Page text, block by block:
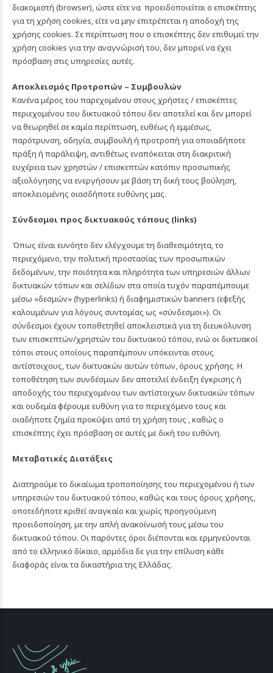
διακομιστή (browser), ώστε είτε να προειδοποιείται ο επισκέπτης
για τη χρήση cookies, είτε να μην επιτρέπεται η αποδοχή της
χρήσης cookies. Σε περίπτωση που ο επισκέπτης δεν επιθυμεί την
χρήση cookies για την αναγνώρισή του, δεν μπορεί να έχει
πρόσβαση στις υπηρεσίες αυτές.
Αποκλεισμός Προτροπών – Συμβουλών
Κανένα μέρος του παρεχομένου στους χρήστες / επισκέπτες
περιεχομένου του δικτυακού τόπου δεν αποτελεί και δεν μπορεί
να θεωρηθεί σε καμία περίπτωση, ευθέως ή εμμέσως,
παρότρυνση, οδηγία, συμβουλή ή προτροπή για οποιαδήποτε
πράξη ή παράλειψη, αντιθέτως εναπόκειται στη διακριτική
ευχέρεια των χρηστών / επισκεπτών κατόπιν προσωπικής
αξιολόγησης να ενεργήσουν με βάση τη δική τους βούληση,
αποκλειομένης οιασδήποτε ευθύνης μας.
Σύνδεσμοι προς δικτυακούς τόπους (links)
Όπως είναι ευνόητο δεν ελέγχουμε τη διαθεσιμότητα, το
περιεχόμενο, την πολιτική προστασίας των προσωπικών
δεδομένων, την ποιότητα και πληρότητα των υπηρεσιών άλλων
δικτυακών τόπων και σελίδων στα οποία τυχόν παραπέμπουμε
μέσω «δεσμών» (hyperlinks) ή διαφημιστικών banners (εφεξής
καλουμένων για λόγους συντομίας ως «σύνδεσμοι»). Οι
σύνδεσμοι έχουν τοποθετηθεί αποκλειστικά για τη διευκόλυνση
των επισκεπτών/χρηστών του δικτυακού τόπου, ενώ οι δικτυακοί
τόποι στους οποίους παραπέμπουν υπόκεινται στους
αντίστοιχους, των δικτυακών αυτών τόπων, όρους χρήσης. Η
τοποθέτηση των συνδέσμων δεν αποτελεί ένδειξη έγκρισης ή
αποδοχής του περιεχομένου των αντίστοιχων δικτυακών τόπων
και ουδεμία φέρουμε ευθύνη για το περιεχόμενο τους και
οιαδήποτε ζημία προκύψει από τη χρήση τους , καθώς ο
επισκέπτης έχει πρόσβαση σε αυτές με δική του ευθύνη.
Μεταβατικές Διατάξεις
Διατηρούμε το δικαίωμα τροποποίησης του περιεχομένου ή των
υπηρεσιών του δικτυακού τόπου, καθώς και τους όρους χρήσης,
οποτεδήποτε κριθεί αναγκαίο και χωρίς προηγούμενη
προειδοποίηση, με την απλή ανακοίνωσή τους μέσω του
δικτυακού τόπου. Οι παρόντες όροι διέπονται και ερμηνεύονται
από το ελληνικό δίκαιο, αρμόδια δε για την επίλυση κάθε
διαφοράς είναι τα δικαστήρια της Ελλάδας.